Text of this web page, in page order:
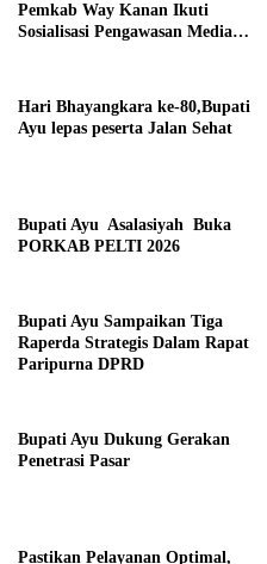
Pemkab Way Kanan Ikuti
Sosialisasi Pengawasan Media
Hari Bhayangkara ke-80,Bupati
Ayu lepas peserta Jalan Sehat
Bupati Ayu Asalasiyah Buka
PORKAB PELTI 2026
Bupati Ayu Sampaikan Tiga
Raperda Strategis Dalam Rapat
Paripurna DPRD
Bupati Ayu Dukung Gerakan
Penetrasi Pasar
Pastikan Pelayanan Optimal,